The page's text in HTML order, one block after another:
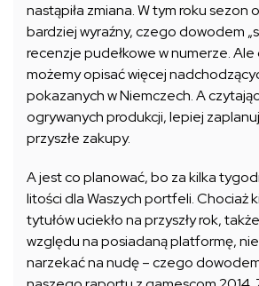
nastąpiła zmiana. W tym roku sezon
bardziej wyraźny, czego dowodem
recenzje pudełkowe w numerze.
możemy opisać więcej
pokazanych w Niemczech. A
ogrywanych produkcji, lepiej
przyszłe zakupy.
A jest co planować, bo za kilka
litości dla Waszych portfeli. Chociaż
tytułów uciekło na przyszły rok,
względu na posiadaną platformę,
narzekać na nudę – czego